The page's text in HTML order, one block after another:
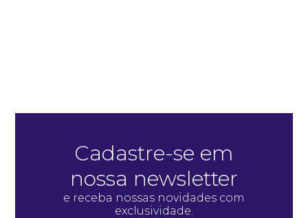
Cadastre-se em
nossa newsletter
e receba nossas novidades com
exclusividade.